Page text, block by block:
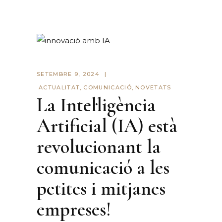
SETEMBRE 9, 2024
ACTUALITAT, COMUNICACIÓ, NOVETATS
La Intel·ligència
Artificial (IA) està
revolucionant la
comunicació a les
petites i mitjanes
empreses!